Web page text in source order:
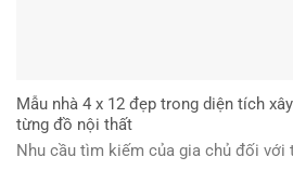
Mẫu nhà 4 x 12 đẹp trong diện tích
từng đồ nội thất
Nhu cầu tìm kiếm của gia chủ đối với